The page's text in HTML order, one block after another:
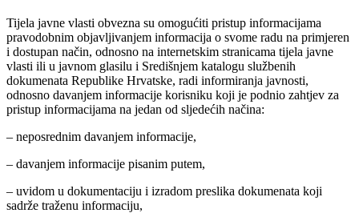
Tijela javne vlasti obvezna su omogućiti pristup informacijama
pravodobnim objavljivanjem informacija o svome radu na primjeren
i dostupan način, odnosno na internetskim stranicama tijela javne
vlasti ili u javnom glasilu i Središnjem katalogu službenih
dokumenata Republike Hrvatske, radi informiranja javnosti,
odnosno davanjem informacije korisniku koji je podnio zahtjev za
pristup informacijama na jedan od sljedećih načina:
– neposrednim davanjem informacije,
– davanjem informacije pisanim putem,
– uvidom u dokumentaciju i izradom preslika dokumenata koji
sadrže traženu informaciju,